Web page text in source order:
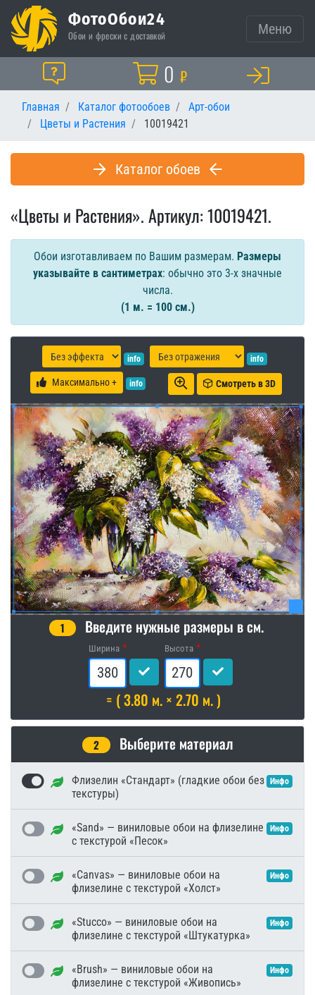
ФотоОбои24
Обои и фрески с доставкой Меню
Помощь Корзина
0 ₽
Главная Каталог фотообоев
Арт-обои
Цветы и Растения
10019421
Каталог обоев
«Цветы и Растения». Артикул: 10019421.
Обои изготавливаем по Вашим размерам. Размеры
указывайте в сантиметрах: обычно это 3-х значные
числа.
(1 м. = 100 см.)
info info
Максимально + info Смотреть в 3D
1 Введите нужные размеры в см.
Ширина Высота
= ( 3.80 м. × 2.70 м. )
2 Выберите материал
Флизелин «Стандарт» (гладкие обои без
текстуры)
Инфо
«Sand» — виниловые обои на флизелине
с текстурой «Песок»
Инфо
«Canvas» — виниловые обои на
флизелине с текстурой «Холст»
Инфо
«Stucco» — виниловые обои на
флизелине с текстурой «Штукатурка»
Инфо
«Brush» — виниловые обои на
флизелине с текстурой «Живопись»
Инфо